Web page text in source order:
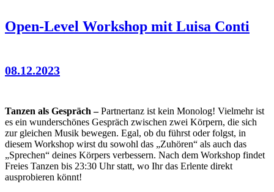
Open-Level Workshop mit Luisa Conti
08.12.2023
Tanzen als Gespräch –Partnertanz ist kein Monolog! Vielmehr ist
es ein wunderschönes Gespräch zwischen zwei Körpern, die sich
zur gleichen Musik bewegen. Egal, ob du führst oder folgst, in
diesem Workshop wirst du sowohl das „Zuhören“ als auch das
„Sprechen“ deines Körpers verbessern. Nach dem Workshop findet
Freies Tanzen bis 23:30 Uhr statt, wo Ihr das Erlente direkt
ausprobieren könnt!